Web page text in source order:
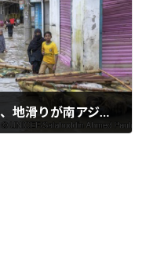
【UN Newsから】洪水、地滑りが南アジア全域に大打撃を与える